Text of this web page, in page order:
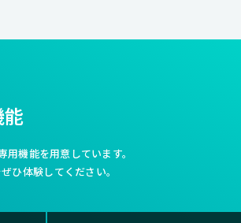
機能を用意しています。
ひ体験してください。